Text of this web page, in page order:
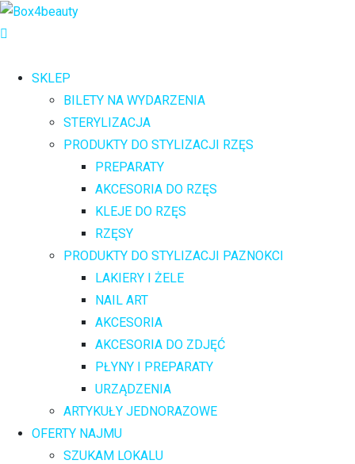
SKLEP
BILETY NA WYDARZENIA
STERYLIZACJA
PRODUKTY DO STYLIZACJI RZĘS
PREPARATY
AKCESORIA DO RZĘS
KLEJE DO RZĘS
RZĘSY
PRODUKTY DO STYLIZACJI PAZNOKCI
LAKIERY I ŻELE
NAIL ART
AKCESORIA
AKCESORIA DO ZDJĘĆ
PŁYNY I PREPARATY
URZĄDZENIA
ARTYKUŁY JEDNORAZOWE
OFERTY NAJMU
SZUKAM LOKALU